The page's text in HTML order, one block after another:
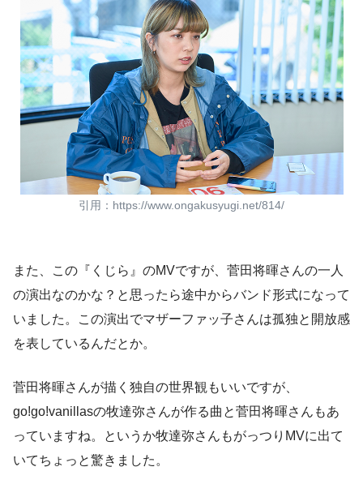
引用：https://www.ongakusyugi.net/814/
また、この『くじら』のMVですが、菅田将暉さんの一人
の演出なのかな？と思ったら途中からバンド形式になって
いました。この演出でマザーファッ子さんは孤独と開放感
を表しているんだとか。
菅田将暉さんが描く独自の世界観もいいですが、
go!go!vanillasの牧達弥さんが作る曲と菅田将暉さんもあ
っていますね。というか牧達弥さんもがっつりMVに出て
いてちょっと驚きました。